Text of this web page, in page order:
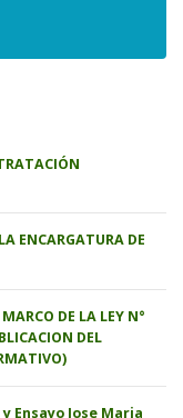
ENCARGATURA DE
DE LA LEY N°
DEL
Ensayo Jose Maria